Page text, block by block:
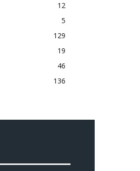
12
5
129
19
46
136